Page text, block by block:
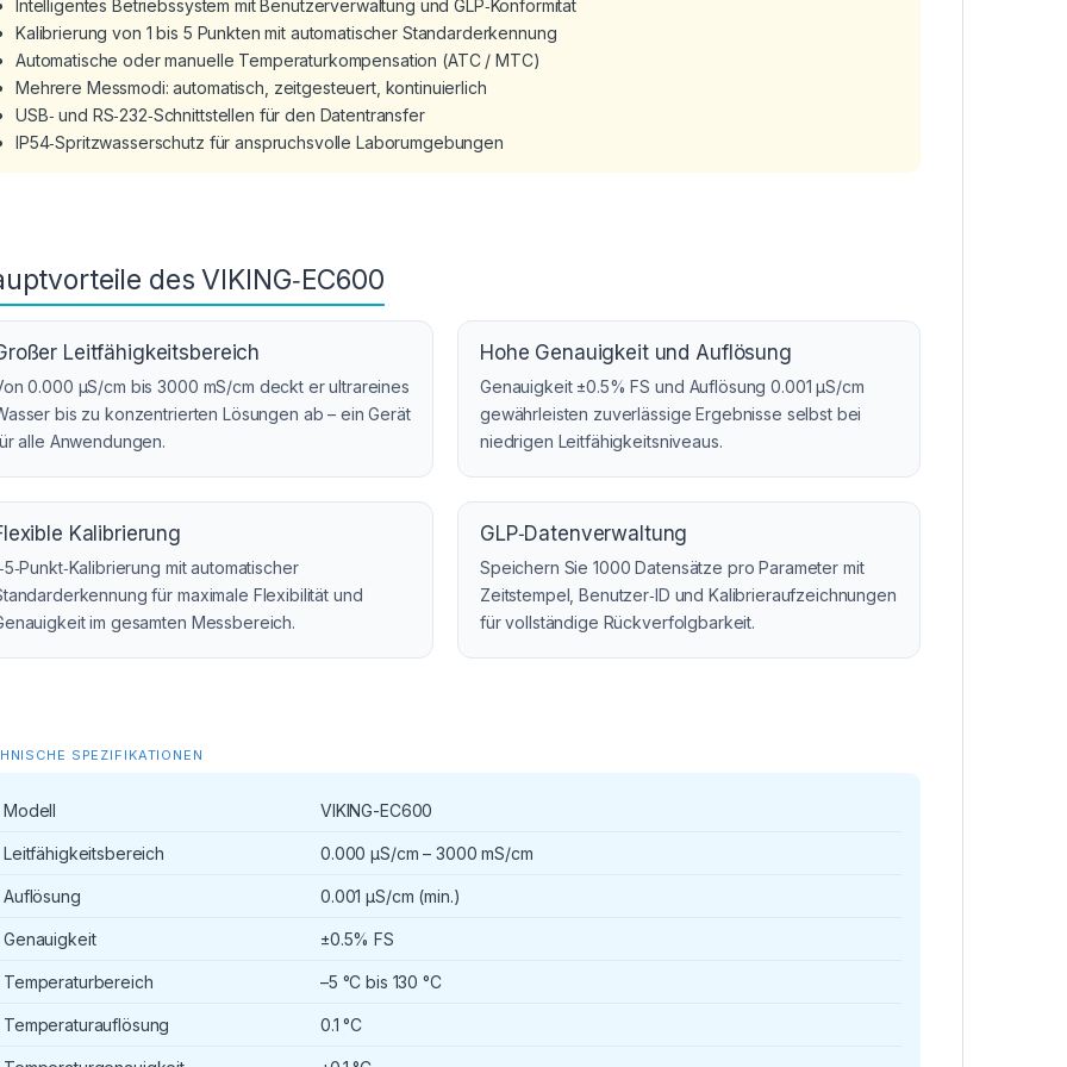
Intelligentes Betriebssystem mit Benutzerverwaltung und GLP‑Konformität
Kalibrierung von 1 bis 5 Punkten mit automatischer Standarderkennung
Automatische oder manuelle Temperaturkompensation (ATC / MTC)
Mehrere Messmodi: automatisch, zeitgesteuert, kontinuierlich
USB‑ und RS‑232‑Schnittstellen für den Datentransfer
IP54‑Spritzwasserschutz für anspruchsvolle Laborumgebungen
des VIKING‑EC600
Leitfähigkeitsbereich
0.000 µS/cm bis 3000 mS/cm deckt er ultrareines
bis zu konzentrierten Lösungen ab – ein Gerät
alle Anwendungen.
Hohe Genauigkeit und Auflösung
Genauigkeit ±0.5% FS und Auflösung 0.001 µS/cm
gewährleisten zuverlässige Ergebnisse selbst bei
niedrigen Leitfähigkeitsniveaus.
Kalibrierung
mit automatischer
für maximale Flexibilität und
im gesamten Messbereich.
GLP‑Datenverwaltung
Speichern Sie 1000 Datensätze pro Parameter mit
Zeitstempel, Benutzer‑ID und Kalibrieraufzeichnungen
für vollständige Rückverfolgbarkeit.
SPEZIFIKATIONEN
Modell VIKING-EC600
Leitfähigkeitsbereich 0.000 µS/cm – 3000 mS/cm
Auflösung 0.001 µS/cm (min.)
Genauigkeit ±0.5% FS
Temperaturbereich –5 °C bis 130 °C
Temperaturauflösung 0.1 °C